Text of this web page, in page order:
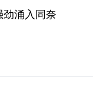
涌入同奈